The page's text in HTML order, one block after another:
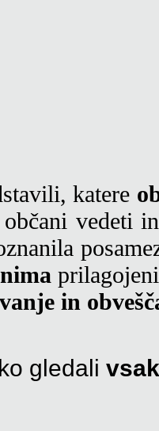
katere
vedeti
nima
in
gledali